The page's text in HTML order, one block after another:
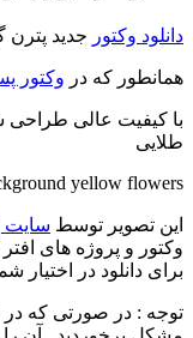
دانلود وکتور جدید پترن
همانطور که در وکتور
با کیفیت عالی طراحی
طلایی
yellow flowers
این تصویر توسط سایت
وکتور و پروژه های
برای دانلود در اختیار
توجه : در صورتی که در